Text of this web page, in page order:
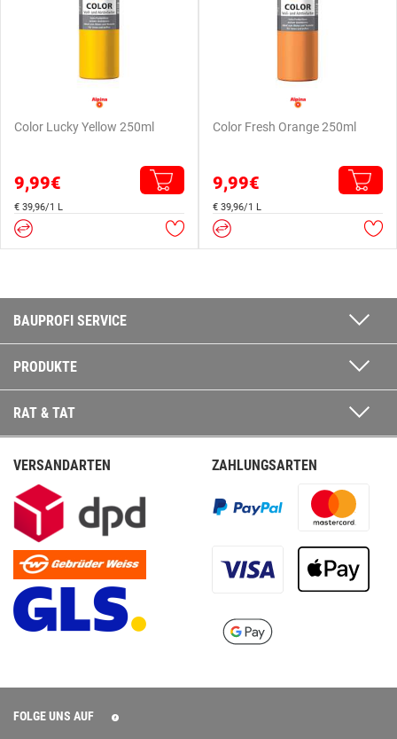
Color Lucky Yellow 250ml
9,99€
€ 39,96/1 L
Color Fresh Orange 250ml
9,99€
€ 39,96/1 L
BAUPROFI SERVICE
PRODUKTE
RAT & TAT
VERSANDARTEN ZAHLUNGSARTEN
FOLGE UNS AUF